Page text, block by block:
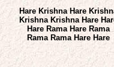
Hare Krishna Hare
Krishna Krishna Hare
Hare Rama Hare Rama
Rama Rama Hare Hare